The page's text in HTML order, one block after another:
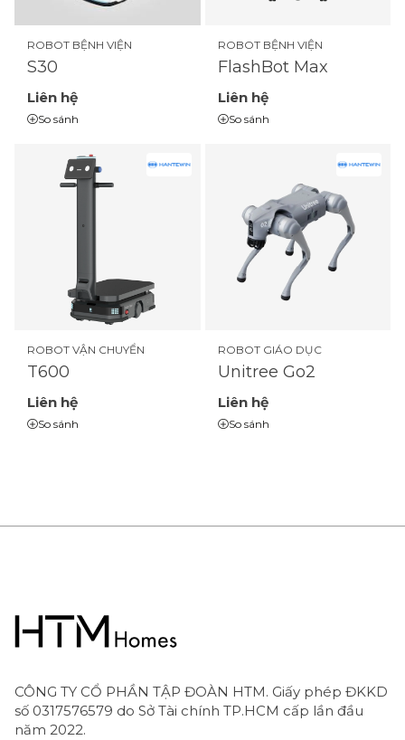
ROBOT BỆNH VIỆN
S30
Liên hệ
So sánh
ROBOT BỆNH VIỆN
FlashBot Max
Liên hệ
So sánh
ROBOT VẬN CHUYỂN
T600
Liên hệ
So sánh
ROBOT GIÁO DỤC
Unitree Go2
Liên hệ
So sánh
CÔNG TY CỔ PHẦN TẬP ĐOÀN HTM. Giấy phép ĐKKD
số 0317576579 do Sở Tài chính TP.HCM cấp lần đầu
năm 2022.